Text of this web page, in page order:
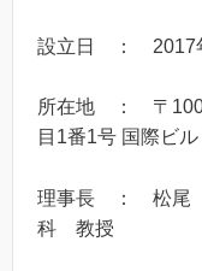
設立日 ： 2017
所在地 ： 〒
目1番1号 国際ビ
理事長 ： 松尾
科 教授